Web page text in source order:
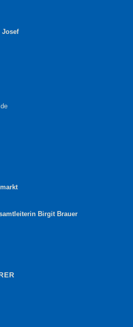
Josef
Birgit Brauer